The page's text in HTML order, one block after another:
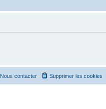
Supprimer les cookies
Nous contacter